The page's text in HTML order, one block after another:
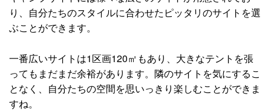
り、自分たちのスタイルに合わせたピッタリのサイトを選
ぶことができます。
一番広いサイトは1区画120㎡もあり、大きなテントを張
ってもまだまだ余裕があります。隣のサイトを気にするこ
となく、自分たちの空間を思いっきり楽しむことができま
すね。